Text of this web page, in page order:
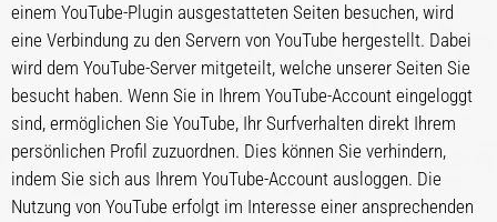
einem YouTube-Plugin ausgestatteten Seiten besuchen, wird
eine Verbindung zu den Servern von YouTube hergestellt. Dabei
wird dem YouTube-Server mitgeteilt, welche unserer Seiten Sie
besucht haben. Wenn Sie in Ihrem YouTube-Account eingeloggt
sind, ermöglichen Sie YouTube, Ihr Surfverhalten direkt Ihrem
persönlichen Profil zuzuordnen. Dies können Sie verhindern,
indem Sie sich aus Ihrem YouTube-Account ausloggen. Die
Nutzung von YouTube erfolgt im Interesse einer ansprechenden